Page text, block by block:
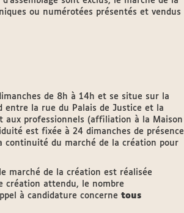
ou numérotées présentés et vendus
de 8h à 14h et se situe sur la
entre la rue du Palais de Justice et la
aux professionnels (affiliation à la Maison
est fixée à 24 dimanches de présence
continuité du marché de la création pour
marché de la création est réalisée
création attendu, le nombre
à candidature concerne tous